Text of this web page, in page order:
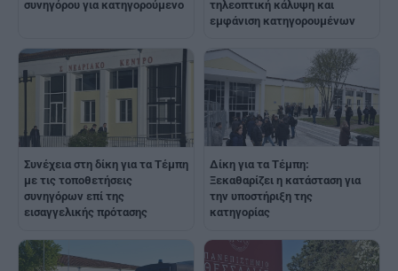
συνηγόρου για κατηγορούμενο
τηλεοπτική κάλυψη και
εμφάνιση κατηγορουμένων
Συνέχεια στη δίκη για τα Τέμπη
με τις τοποθετήσεις
συνηγόρων επί της
εισαγγελικής πρότασης
Δίκη για τα Τέμπη:
Ξεκαθαρίζει η κατάσταση για
την υποστήριξη της
κατηγορίας